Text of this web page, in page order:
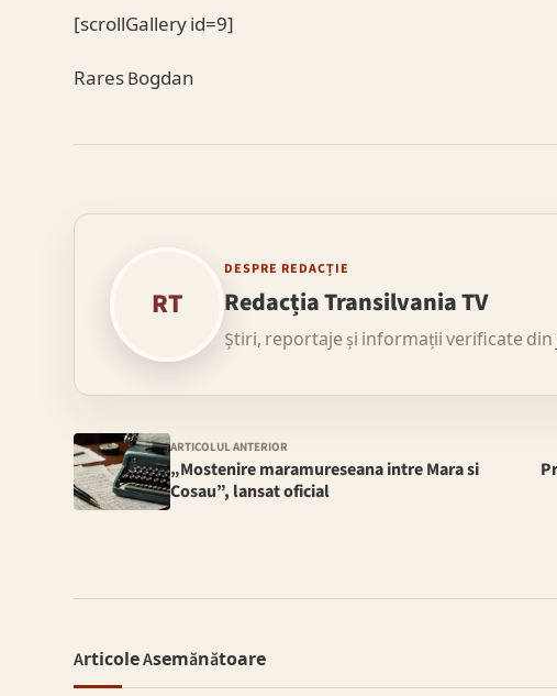
[scrollGallery id=9]
Rares Bogdan
RT
DESPRE REDACȚIE
Redacția Transilvania TV
Știri, reportaje și informații verificate din
ARTICOLUL ANTERIOR
„Mostenire maramureseana intre Mara si
Cosau”, lansat oficial
Articole Asemănătoare